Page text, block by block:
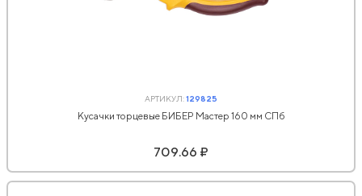
АРТИКУЛ:129825
Кусачки торцевые БИБЕР Мастер 160 мм СПб
709.66 ₽